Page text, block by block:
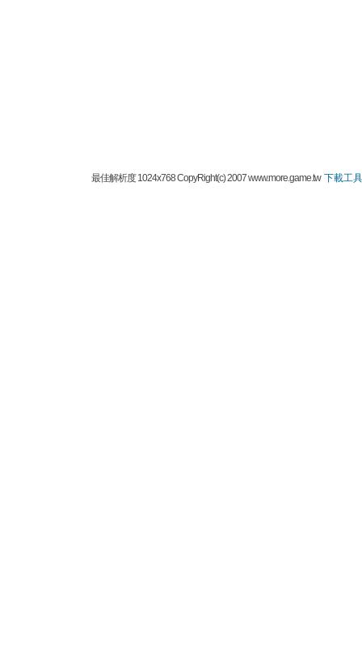
最佳解析度 1024x768 CopyRight(c) 2007 www.more.game.tw下載工